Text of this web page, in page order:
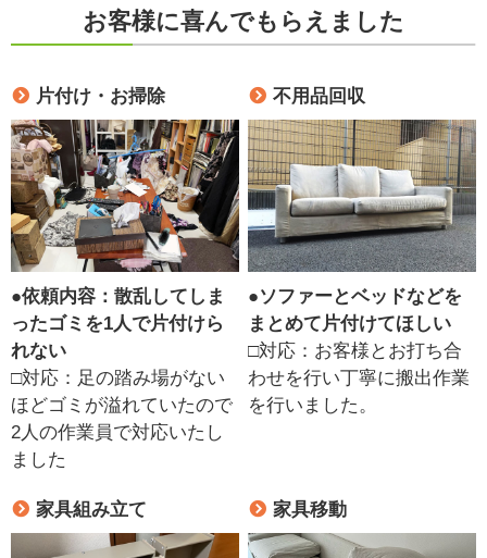
お客様に喜んでもらえました
片付け・お掃除
●依頼内容：散乱してしま
ったゴミを1人で片付けら
れない
□対応：足の踏み場がない
ほどゴミが溢れていたので
2人の作業員で対応いたし
ました
不用品回収
●ソファーとベッドなどを
まとめて片付けてほしい
□対応：お客様とお打ち合
わせを行い丁寧に搬出作業
を行いました。
家具組み立て 家具移動